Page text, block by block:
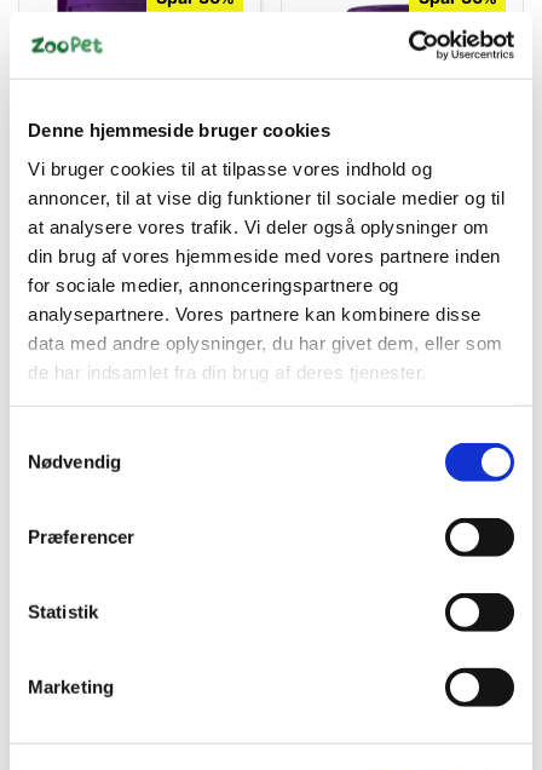
Denne hjemmeside bruger cookies
Vi bruger cookies til at tilpasse vores indhold og
annoncer, til at vise dig funktioner til sociale medier og til
at analysere vores trafik. Vi deler også oplysninger om
din brug af vores hjemmeside med vores partnere inden
for sociale medier, annonceringspartnere og
analysepartnere. Vores partnere kan kombinere disse
data med andre oplysninger, du har givet dem, eller som
de har indsamlet fra din brug af deres tjenester.
Nødvendig
Præferencer
Statistik
Marketing
Aquaforest Reef Salt 22
kg – Fuldsyntetisk
havsalt med aminosyrer
og C-vitamin
Standard salgspris DKK
698,00
DKK 449,00
DKK 359,20 ekskl. moms
Køb nu
På lager
Reef Salt+ 22kg spand
Standard salgspris DKK
698,00
DKK 449,00
DKK 359,20 ekskl. moms
Køb nu
På lager
Brand AquaForest